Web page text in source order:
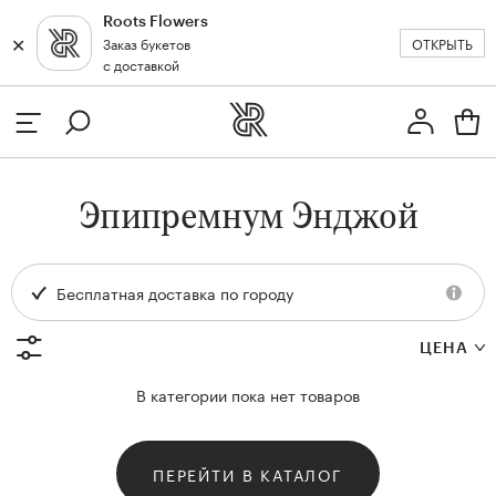
✕
Roots Flowers
Заказ букетов
с доставкой
ОТКРЫТЬ
Профиль
Вход или регистрация
Москва
✕
Эпипремнум Энджой
Бесплатная доставка по городу
ЦЕНА
В категории пока нет товаров
ПЕРЕЙТИ В КАТАЛОГ